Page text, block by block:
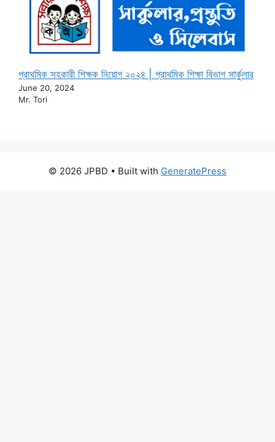
প্রাথমিক সহকারী শিক্ষক নিয়োগ ২০২৪ | প্রাথমিক শিক্ষা বিভাগ সার্কুলার
June 20, 2024
Mr. Tori
© 2026 JPBD • Built with GeneratePress